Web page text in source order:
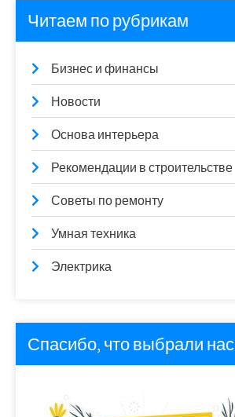
Читаем по рубрикам
Бизнес и финансы
Новости
Основа интерьера
Рекомендации в строительстве
Советы по ремонту
Умная техника
Электрика
Спасибо, что выбрали нас